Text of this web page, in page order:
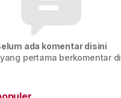
ada komentar disini
pertama berkomentar